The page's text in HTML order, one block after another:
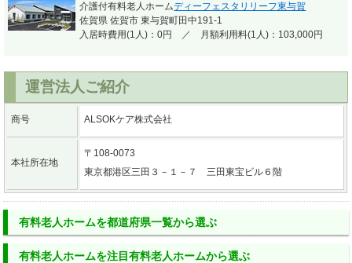
介護付有料老人ホームディーフェスタリリーフ東与賀
佐賀県 佐賀市 東与賀町田中191-1
入居時費用(1人)：0円 ／ 月額利用料(1人)：103,000円
運営法人ご紹介
商号 ALSOKケア株式会社
本社所在地
〒108-0073
東京都港区三田３－１－７ 三田東宝ビル６階
有料老人ホームを都道府県一覧から選ぶ
有料老人ホームを注目有料老人ホームから選ぶ